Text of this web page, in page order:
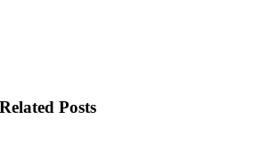
Related Posts